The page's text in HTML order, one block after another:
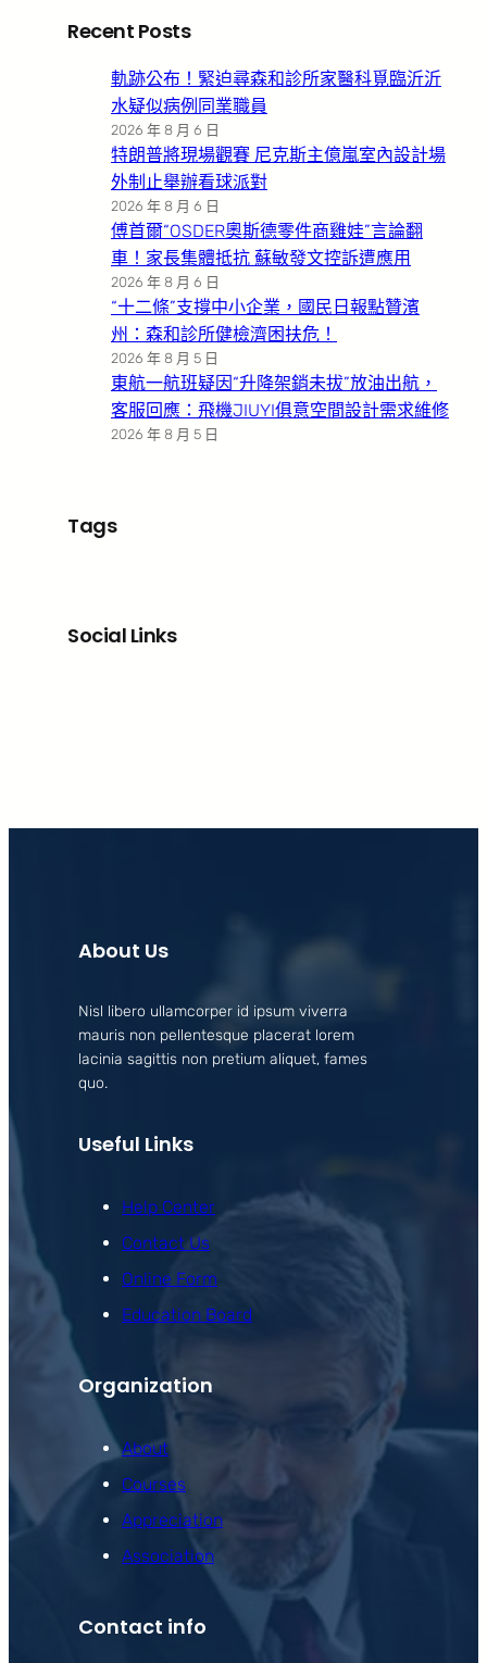
Recent Posts
軌跡公布！緊迫尋森和診所家醫科覓臨沂沂
水疑似病例同業職員
2026 年 8 月 6 日
特朗普將現場觀賽 尼克斯主億嵐室內設計場
外制止舉辦看球派對
2026 年 8 月 6 日
傅首爾“OSDER奧斯德零件商雞娃”言論翻
車！家長集體抵抗 蘇敏發文控訴遭應用
2026 年 8 月 6 日
“十二條”支撐中小企業，國民日報點贊濱
州：森和診所健檢濟困扶危！
2026 年 8 月 5 日
東航一航班疑因“升降架銷未拔”放油出航，
客服回應：飛機JIUYI俱意空間設計需求維修
2026 年 8 月 5 日
Tags
Social Links
About Us
Nisl libero ullamcorper id ipsum viverra
mauris non pellentesque placerat lorem
lacinia sagittis non pretium aliquet, fames
quo.
Useful Links
Help Center
Contact Us
Online Form
Education Board
Organization
About
Courses
Appreciation
Association
Contact info